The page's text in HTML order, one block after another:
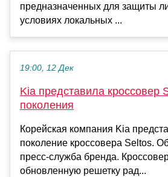
предназначенных для защиты
условиях локальных ...
19:00, 12 Дек
Kia представила кроссовер
поколения
Корейская компания Kia
поколение кроссовера Seltos.
пресс-служба бренда.
обновленную решетку рад...